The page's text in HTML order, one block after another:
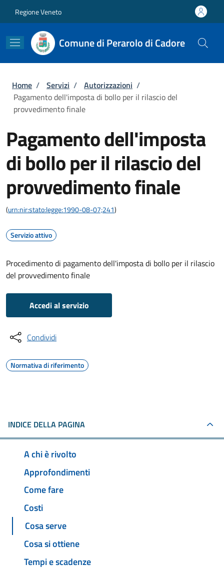
Regione Veneto
Comune di Perarolo di Cadore
Briciole di pane
Home / Servizi / Autorizzazioni /
Pagamento dell'imposta di bollo per il rilascio del
provvedimento finale
Pagamento dell'imposta
di bollo per il rilascio del
provvedimento finale
(urn:nir:stato:legge:1990-08-07;241)
Servizio attivo
Procedimento di pagamento dell'imposta di bollo per il rilascio
del provvedimento finale
Accedi al servizio
Condividi
Normativa di riferimento
INDICE DELLA PAGINA
A chi è rivolto
Approfondimenti
Come fare
Costi
Cosa serve
Cosa si ottiene
Tempi e scadenze